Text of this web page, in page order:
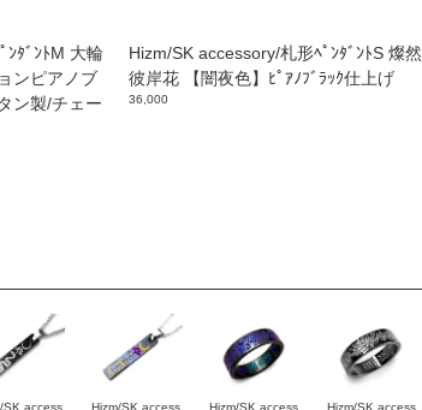
ﾝﾀﾞﾝﾄM 大輪
ンピアノブ
ン製/チェー
Hizm/SK accessory/札形ﾍﾟﾝﾀﾞﾝﾄS 燦然
彼岸花 【闇夜色】ﾋﾟｱﾉﾌﾞﾗｯｸ仕上げ
36,000